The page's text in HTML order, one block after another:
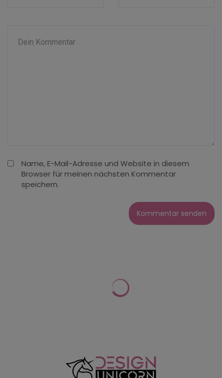
Name, E-Mail-Adresse und Website in diesem
Browser für meinen nächsten Kommentar
speichern.